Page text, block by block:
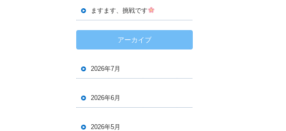
ますます、挑戦です
アーカイブ
2026年7月
2026年6月
2026年5月